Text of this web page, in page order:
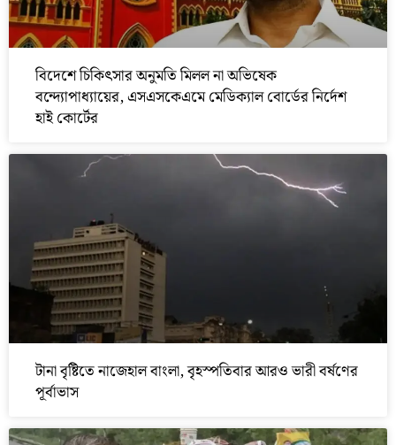
বিদেশে চিকিৎসার অনুমতি মিলল না অভিষেক
বন্দ্যোপাধ্যায়ের, এসএসকেএমে মেডিক্যাল বোর্ডের নির্দেশ
হাই কোর্টের
টানা বৃষ্টিতে নাজেহাল বাংলা, বৃহস্পতিবার আরও ভারী বর্ষণের
পূর্বাভাস